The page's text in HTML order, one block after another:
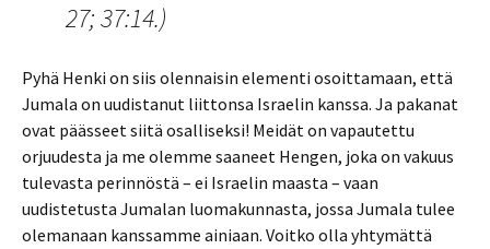
27; 37:14.)
Pyhä Henki on siis olennaisin elementi osoittamaan, että
Jumala on uudistanut liittonsa Israelin kanssa. Ja pakanat
ovat päässeet siitä osalliseksi! Meidät on vapautettu
orjuudesta ja me olemme saaneet Hengen, joka on vakuus
tulevasta perinnöstä – ei Israelin maasta – vaan
uudistetusta Jumalan luomakunnasta, jossa Jumala tulee
olemanaan kanssamme ainiaan. Voitko olla yhtymättä